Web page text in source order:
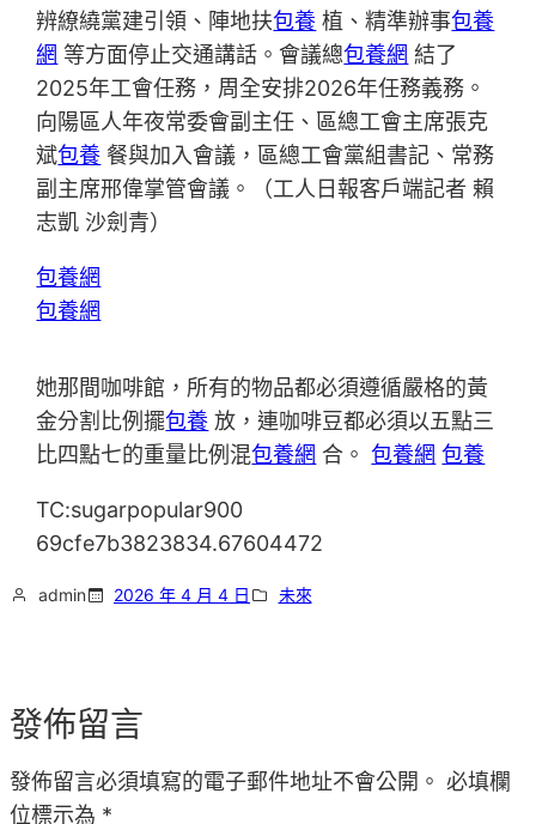
辨繚繞黨建引領、陣地扶包養 植、精準辦事包養
網 等方面停止交通講話。會議總包養網 結了
2025年工會任務，周全安排2026年任務義務。
向陽區人年夜常委會副主任、區總工會主席張克
斌包養 餐與加入會議，區總工會黨組書記、常務
副主席邢偉掌管會議。（工人日報客戶端記者 賴
志凱 沙劍青）
包養網
包養網
她那間咖啡館，所有的物品都必須遵循嚴格的黃
金分割比例擺包養 放，連咖啡豆都必須以五點三
比四點七的重量比例混包養網 合。包養網 包養
TC:sugarpopular900
69cfe7b3823834.67604472
admin 2026 年 4 月 4 日 未來
發佈留言
發佈留言必須填寫的電子郵件地址不會公開。 必填欄
位標示為 *